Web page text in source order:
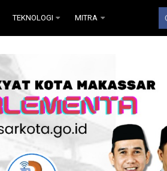
TEKNOLOGI MITRA